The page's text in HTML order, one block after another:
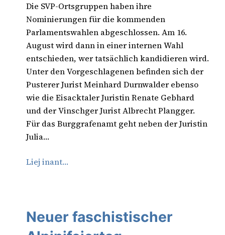
Die SVP-Ortsgruppen haben ihre
Nominierungen für die kommenden
Parlamentswahlen abgeschlossen. Am 16.
August wird dann in einer internen Wahl
entschieden, wer tatsächlich kandidieren wird.
Unter den Vorgeschlagenen befinden sich der
Pusterer Jurist Meinhard Durnwalder ebenso
wie die Eisacktaler Juristin Renate Gebhard
und der Vinschger Jurist Albrecht Plangger.
Für das Burggrafenamt geht neben der Juristin
Julia…
Liej inant…
Neuer faschistischer